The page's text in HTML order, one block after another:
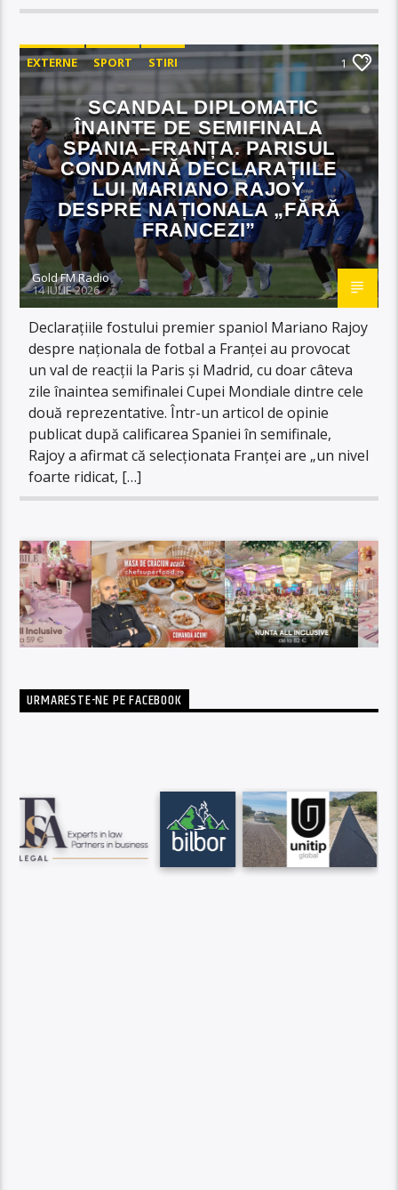
EXTERNE SPORT STIRI 1
SCANDAL DIPLOMATIC
ÎNAINTE DE SEMIFINALA
SPANIA–FRANȚA. PARISUL
CONDAMNĂ DECLARAȚIILE
LUI MARIANO RAJOY
DESPRE NAȚIONALA „FĂRĂ
FRANCEZI”
Gold FM Radio
14 IULIE 2026
Declarațiile fostului premier spaniol Mariano Rajoy
despre naționala de fotbal a Franței au provocat
un val de reacții la Paris și Madrid, cu doar câteva
zile înaintea semifinalei Cupei Mondiale dintre cele
două reprezentative. Într-un articol de opinie
publicat după calificarea Spaniei în semifinale,
Rajoy a afirmat că selecționata Franței are „un nivel
foarte ridicat, […]
URMARESTE-NE PE FACEBOOK